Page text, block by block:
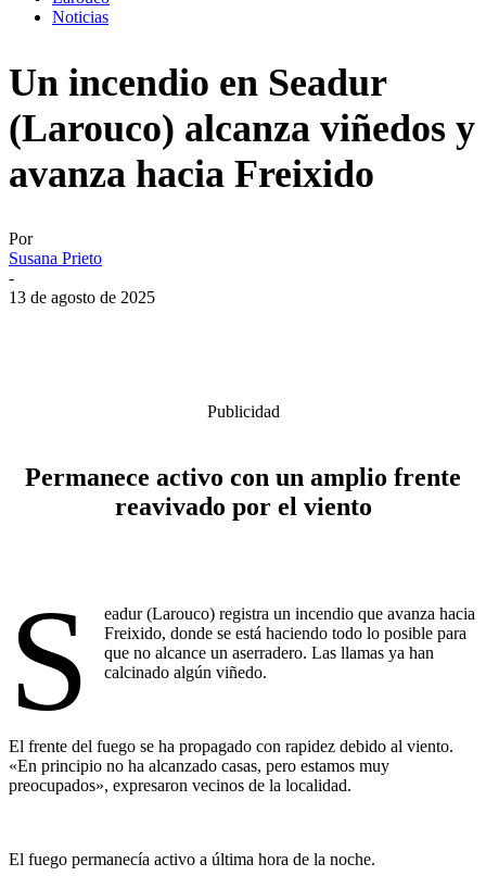
Noticias
Un incendio en Seadur
(Larouco) alcanza viñedos y
avanza hacia Freixido
Por
Susana Prieto
-
13 de agosto de 2025
Publicidad
Permanece activo con un amplio frente
reavivado por el viento
S
eadur (Larouco) registra un incendio que avanza hacia
Freixido, donde se está haciendo todo lo posible para
que no alcance un aserradero. Las llamas ya han
calcinado algún viñedo.
El frente del fuego se ha propagado con rapidez debido al viento.
«En principio no ha alcanzado casas, pero estamos muy
preocupados», expresaron vecinos de la localidad.
El fuego permanecía activo a última hora de la noche.